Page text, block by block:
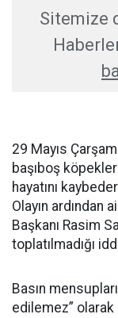
Sitemize
29 Mayıs
başıboş
hayatını
Olayın ardından
Başkanı Rasim
toplatılmadığı
Basın
edilemez”